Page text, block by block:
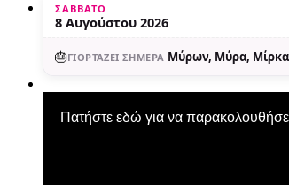
ΣΆΒΒΑΤΟ
8 Αυγούστου 2026
🎂ΓΙΟΡΤΆΖΕΙ ΣΉΜΕΡΑ Μύρων, Μύρα,
Πατήστε εδώ για να